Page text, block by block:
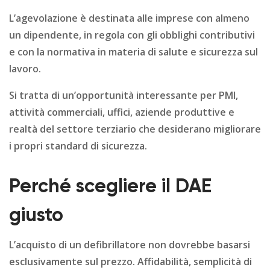
L’agevolazione è destinata alle imprese con almeno
un dipendente, in regola con gli obblighi contributivi
e con la normativa in materia di salute e sicurezza sul
lavoro.
Si tratta di un’opportunità interessante per PMI,
attività commerciali, uffici, aziende produttive e
realtà del settore terziario che desiderano migliorare
i propri standard di sicurezza.
Perché scegliere il DAE
giusto
L’acquisto di un defibrillatore non dovrebbe basarsi
esclusivamente sul prezzo. Affidabilità, semplicità di